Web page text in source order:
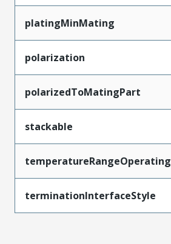
platingMinMating
polarization
polarizedToMatingPart
stackable
temperatureRangeOperating
terminationInterfaceStyle